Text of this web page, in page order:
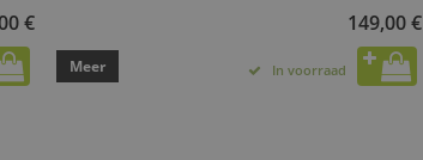
€ 149,00 €
Meer In voorraad